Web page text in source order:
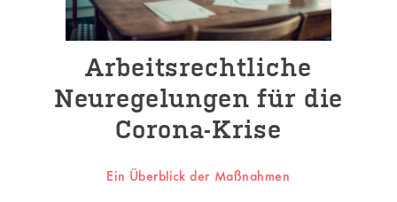
Krise
Arbeitsrechtliche
Neuregelungen für die
Corona-Krise
Ein Überblick der Maßnahmen